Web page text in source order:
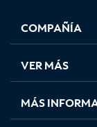
abre
en
pestaña
nueva
abre
en
pestaña
nueva
abre
en
pestaña
nueva
en
COMPAÑÍA
VER MÁS
MÁS